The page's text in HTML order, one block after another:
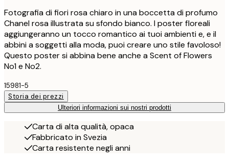
Fotografia di fiori rosa chiaro in una boccetta di profumo
Chanel rosa illustrata su sfondo bianco. I poster floreali
aggiungeranno un tocco romantico ai tuoi ambienti e, e il
abbini a soggetti alla moda, puoi creare uno stile favoloso!
Questo poster si abbina bene anche a Scent of Flowers
No1 e No2.
15981-5
Storia dei prezzi
Ulteriori informazioni sui nostri prodotti
Carta di alta qualità, opaca
Fabbricato in Svezia
Carta resistente negli anni